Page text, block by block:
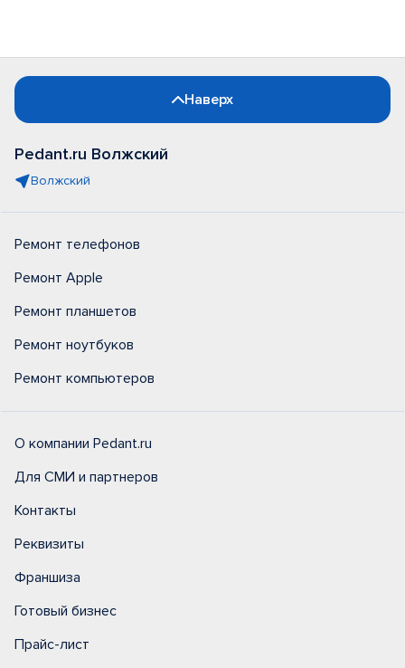
Наверх
Pedant.ru Волжский
Волжский
Ремонт телефонов
Ремонт Apple
Ремонт планшетов
Ремонт ноутбуков
Ремонт компьютеров
О компании Pedant.ru
Для СМИ и партнеров
Контакты
Реквизиты
Франшиза
Готовый бизнес
Прайс-лист